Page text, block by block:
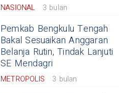
NASIONAL 3 bulan
Pemkab Bengkulu Tengah
Bakal Sesuaikan Anggaran
Belanja Rutin, Tindak Lanjuti
SE Mendagri
METROPOLIS 3 bulan